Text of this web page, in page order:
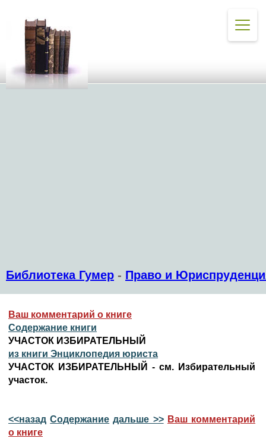
Библиотека Гумер - Право и
Ваш комментарий о книге
Содержание книги
УЧАСТОК ИЗБИРАТЕЛЬНЫЙ
из книги Энциклопедия юриста
УЧАСТОК ИЗБИРАТЕЛЬНЫЙ - см. Избирательный
участок.
<<назад Содержание дальше >> Ваш комментарий
о книге